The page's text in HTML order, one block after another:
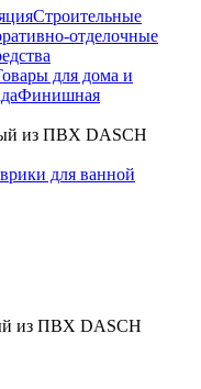
Строительные
отделочные
для дома и
Финишная
из ПВХ DASCH
для ванной
из ПВХ DASCH